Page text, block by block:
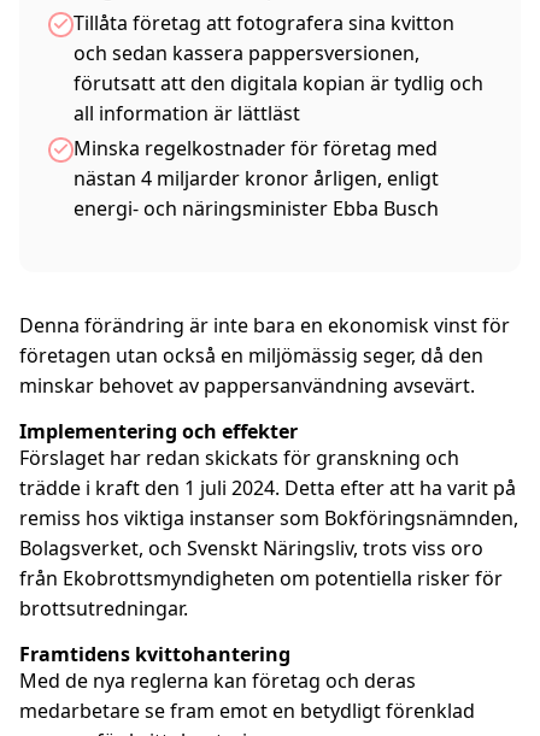
Tillåta företag att fotografera sina kvitton
och sedan kassera pappersversionen,
förutsatt att den digitala kopian är tydlig och
all information är lättläst
Minska regelkostnader för företag med
nästan 4 miljarder kronor årligen, enligt
energi- och näringsminister Ebba Busch
Denna förändring är inte bara en ekonomisk vinst för
företagen utan också en miljömässig seger, då den
minskar behovet av pappersanvändning avsevärt.
Implementering och effekter
Förslaget har redan skickats för granskning och
trädde i kraft den 1 juli 2024. Detta efter att ha varit på
remiss hos viktiga instanser som Bokföringsnämnden,
Bolagsverket, och Svenskt Näringsliv, trots viss oro
från Ekobrottsmyndigheten om potentiella risker för
brottsutredningar.
Framtidens kvittohantering
Med de nya reglerna kan företag och deras
medarbetare se fram emot en betydligt förenklad